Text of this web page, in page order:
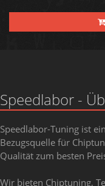
Speedlabor -
Speedlabor-Tuning ist
Bezugsquelle für
Qualität zum besten
Wir bieten Chiptuning,